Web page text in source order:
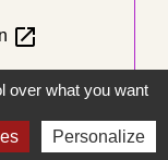
open_in_new
over what you want
Personalize